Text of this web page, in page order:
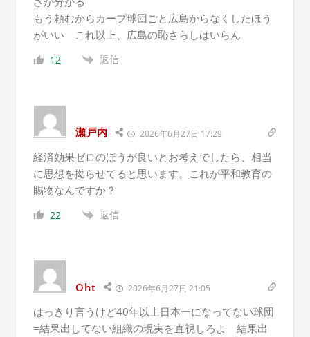
もう頼むからカープ球団ごと広島からなくしたほう
がいい これ以上、広島の恥さらしはいらん
12 返信
瀬戸内 2026年6月27日 17:29
経済効果ゼロのほうが良いとお考えでしたら、相当
に思想を拗らせてると思います。これが平和教育の
賜物なんですか？
22 返信
Oht 2026年6月27日 21:05
はっきり言うけど40年以上日本一になってない球団
=結果出してない組織の現実を直視しろよ 結果出